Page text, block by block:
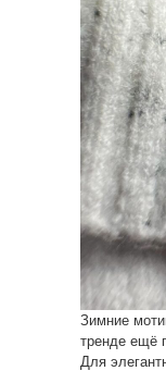
Зимние
тренде ещё
Для